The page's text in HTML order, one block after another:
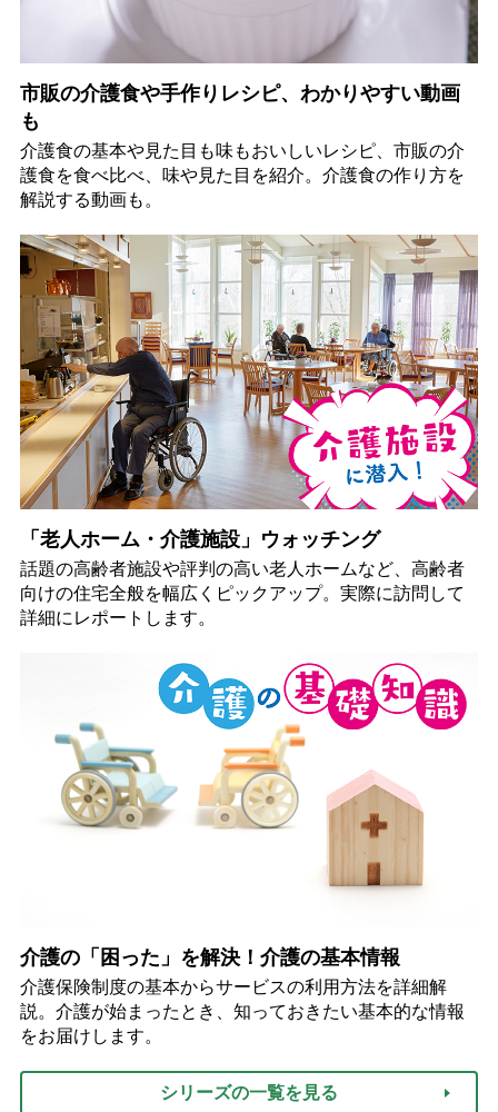
市販の介護食や手作りレシピ、わかりやすい動画
も
介護食の基本や見た目も味もおいしいレシピ、市販の介
護食を食べ比べ、味や見た目を紹介。介護食の作り方を
解説する動画も。
「老人ホーム・介護施設」ウォッチング
話題の高齢者施設や評判の高い老人ホームなど、高齢者
向けの住宅全般を幅広くピックアップ。実際に訪問して
詳細にレポートします。
介護の「困った」を解決！介護の基本情報
介護保険制度の基本からサービスの利用方法を詳細解
説。介護が始まったとき、知っておきたい基本的な情報
をお届けします。
シリーズの一覧を見る